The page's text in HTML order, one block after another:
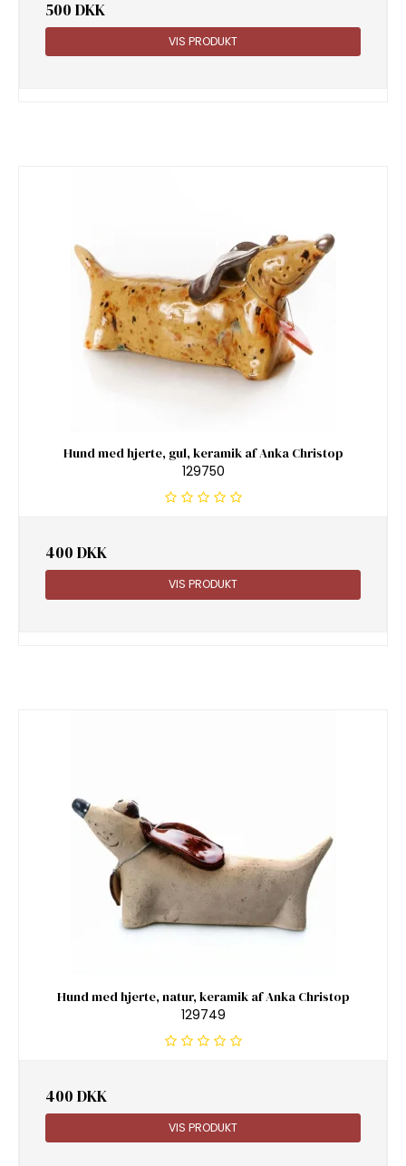
500 DKK
VIS PRODUKT
Hund med hjerte, gul, keramik af Anka Christop
129750
400 DKK
VIS PRODUKT
Hund med hjerte, natur, keramik af Anka Christop
129749
400 DKK
VIS PRODUKT